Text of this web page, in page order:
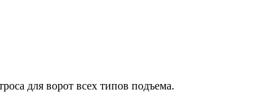
для ворот всех типов подъема.